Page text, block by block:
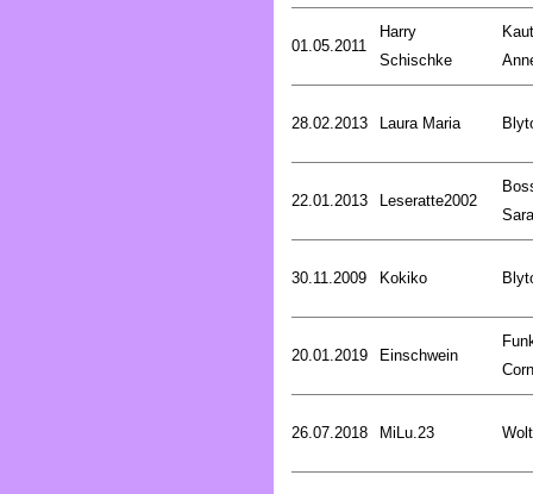
01.05.2011
Harry
Schischke
28.02.2013 Laura Maria
22.01.2013 Leseratte2002
30.11.2009 Kokiko
20.01.2019 Einschwein
26.07.2018 MiLu.23